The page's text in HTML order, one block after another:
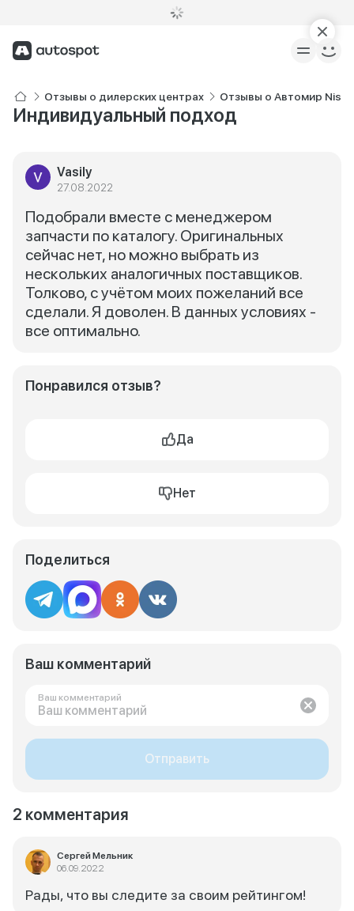
Отзывы о дилерских центрах Отзывы о Автомир
Индивидуальный подход
Vasily
27.08.2022
Подобрали вместе с менеджером
запчасти по каталогу. Оригинальных
сейчас нет, но можно выбрать из
нескольких аналогичных поставщиков.
Толково, с учётом моих пожеланий все
сделали. Я доволен. В данных условиях -
все оптимально.
Понравился отзыв?
Да
Нет
Поделиться
Ваш комментарий
Ваш комментарий
Отправить
2 комментария
Сергей Мельник
06.09.2022
Рады, что вы следите за своим рейтингом!